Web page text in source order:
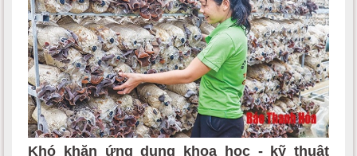
Khó khăn ứng dụng khoa học - kỹ thuật